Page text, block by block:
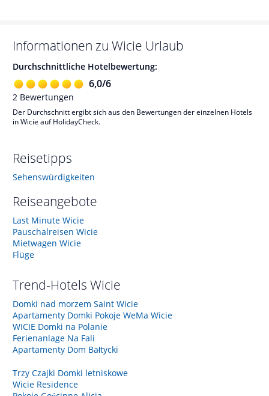
Informationen zu Wicie Urlaub
Durchschnittliche Hotelbewertung:
6,0/6
2 Bewertungen
Der Durchschnitt ergibt sich aus den Bewertungen der einzelnen Hotels
in Wicie auf HolidayCheck.
Reisetipps
Sehenswürdigkeiten
Reiseangebote
Last Minute Wicie
Pauschalreisen Wicie
Mietwagen Wicie
Flüge
Trend-Hotels Wicie
Domki nad morzem Saint Wicie
Apartamenty Domki Pokoje WeMa Wicie
WICIE Domki na Polanie
Ferienanlage Na Fali
Apartamenty Dom Bałtycki
Trzy Czajki Domki letniskowe
Wicie Residence